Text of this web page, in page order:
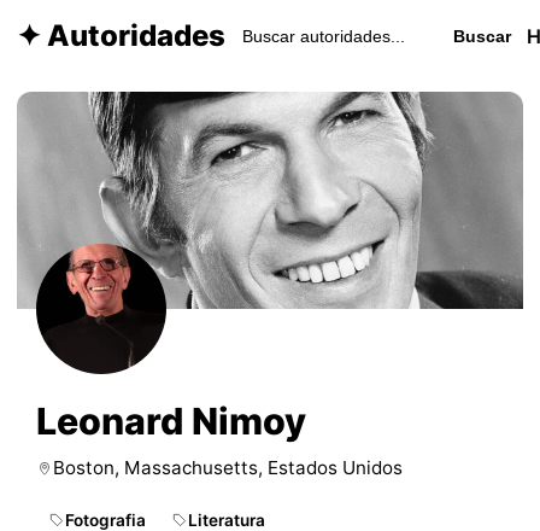
✦ Autoridades Buscar
Leonard Nimoy
Boston, Massachusetts, Estados Unidos
Fotografia Literatura